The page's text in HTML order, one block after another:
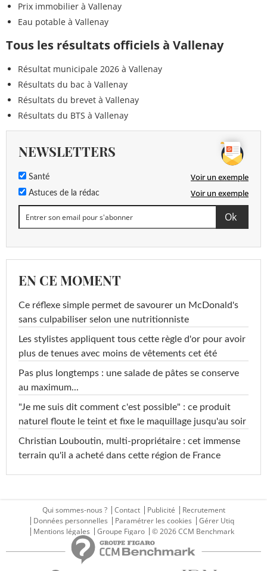
Prix immobilier à Vallenay
Eau potable à Vallenay
Tous les résultats officiels à Vallenay
Résultat municipale 2026 à Vallenay
Résultats du bac à Vallenay
Résultats du brevet à Vallenay
Résultats du BTS à Vallenay
NEWSLETTERS
Santé Voir un exemple
Astuces de la rédac Voir un exemple
EN CE MOMENT
Ce réflexe simple permet de savourer un McDonald's
sans culpabiliser selon une nutritionniste
Les stylistes appliquent tous cette règle d'or pour avoir
plus de tenues avec moins de vêtements cet été
Pas plus longtemps : une salade de pâtes se conserve
au maximum...
"Je me suis dit comment c'est possible" : ce produit
naturel floute le teint et fixe le maquillage jusqu'au soir
Christian Louboutin, multi-propriétaire : cet immense
terrain qu'il a acheté dans cette région de France
Qui sommes-nous ? Contact Publicité
Recrutement
Données personnelles
Paramétrer les cookies
Gérer Utiq
Mentions légales
Groupe Figaro © 2026 CCM Benchmark